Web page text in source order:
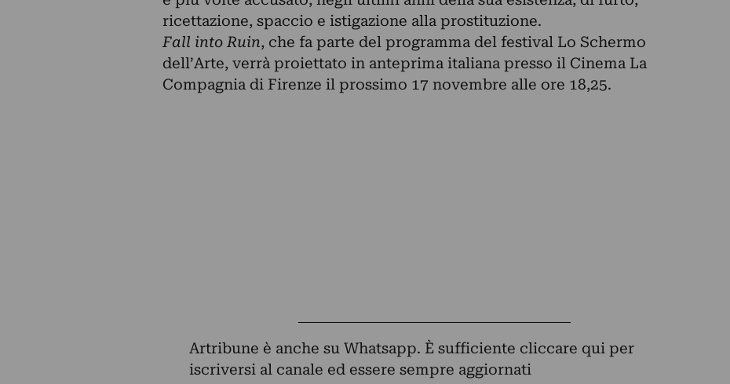
ricettazione, spaccio e istigazione alla prostituzione.
Fall into Ruin, che fa parte del programma del festivalLo Schermo
dell’Arte, verrà proiettato in anteprima italiana presso il Cinema La
Compagnia di Firenze il prossimo 17 novembre alle ore 18,25.
Artribune è anche su Whatsapp. È sufficiente cliccare qui per
iscriversi al canale ed essere sempre aggiornati